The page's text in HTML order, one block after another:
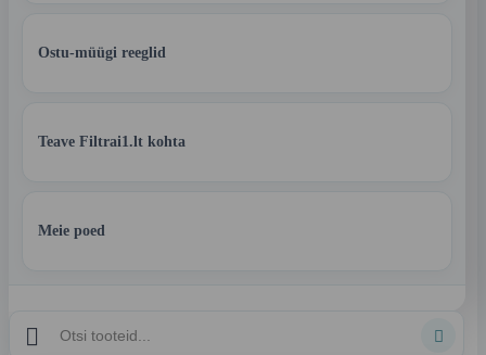
Ostu-müügi reeglid
Teave Filtrai1.lt kohta
Meie poed
 